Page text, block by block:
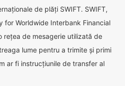
de plăți SWIFT. SWIFT,
for Worldwide Interbank Financial
rețea de mesagerie utilizată de
lume pentru a trimite și primi
ar fi instrucțiunile de transfer al